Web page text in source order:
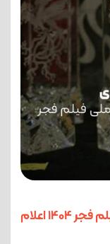
زمان فروش بلیت‌های جشنواره ملی فیلم فجر 1404 اعلام